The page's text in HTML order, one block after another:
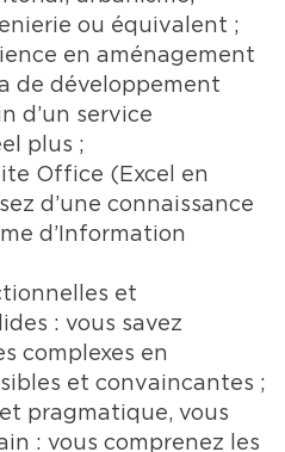
ou équivalent ;
en aménagement
de développement
d’un service
plus ;
Office (Excel en
d’une connaissance
d’Information
et
: vous savez
complexes en
et convaincantes ;
pragmatique, vous
: vous comprenez les